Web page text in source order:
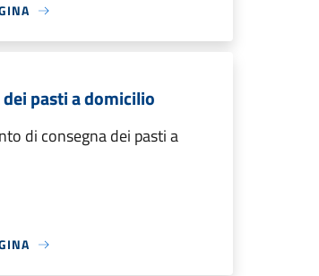
dei pasti a domicilio
di consegna dei pasti a